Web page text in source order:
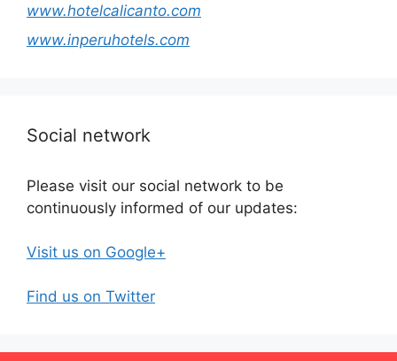
www.hotelcalicanto.com
www.inperuhotels.com
Social network
Please visit our social network to be
continuously informed of our updates:
Visit us on Google+
Find us on Twitter